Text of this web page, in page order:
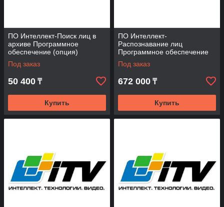
ПО Интеллект-Поиск лиц в
архиве Программное
обеспечение (опция)
Под заказ
50 400 ₸
Купить
ПО Интеллект-
Распознавание лиц
Программное обеспечение
(опция)
Под заказ
672 000 ₸
Купить